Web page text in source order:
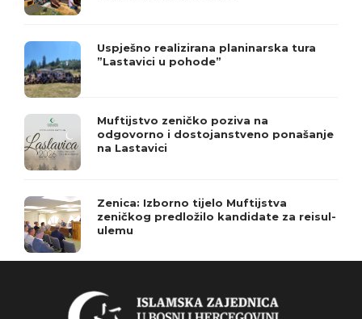
Uspješno realizirana planinarska tura
”Lastavici u pohode”
Muftijstvo zeničko poziva na
odgovorno i dostojanstveno ponašanje
na Lastavici
Zenica: Izborno tijelo Muftijstva
zeničkog predložilo kandidate za reisul-
ulemu